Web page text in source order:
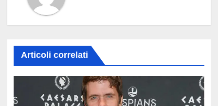
Articoli correlati